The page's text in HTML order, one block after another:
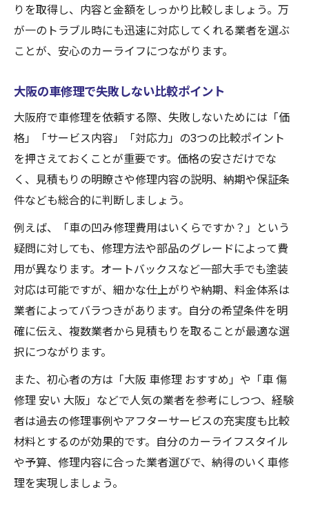
りを取得し、内容と金額をしっかり比較しましょう。万
が一のトラブル時にも迅速に対応してくれる業者を選ぶ
ことが、安心のカーライフにつながります。
大阪の車修理で失敗しない比較ポイント
大阪府で車修理を依頼する際、失敗しないためには「価
格」「サービス内容」「対応力」の3つの比較ポイント
を押さえておくことが重要です。価格の安さだけでな
く、見積もりの明瞭さや修理内容の説明、納期や保証条
件なども総合的に判断しましょう。
例えば、「車の凹み修理費用はいくらですか？」という
疑問に対しても、修理方法や部品のグレードによって費
用が異なります。オートバックスなど一部大手でも塗装
対応は可能ですが、細かな仕上がりや納期、料金体系は
業者によってバラつきがあります。自分の希望条件を明
確に伝え、複数業者から見積もりを取ることが最適な選
択につながります。
また、初心者の方は「大阪 車修理 おすすめ」や「車 傷
修理 安い 大阪」などで人気の業者を参考にしつつ、経験
者は過去の修理事例やアフターサービスの充実度も比較
材料とするのが効果的です。自分のカーライフスタイル
や予算、修理内容に合った業者選びで、納得のいく車修
理を実現しましょう。